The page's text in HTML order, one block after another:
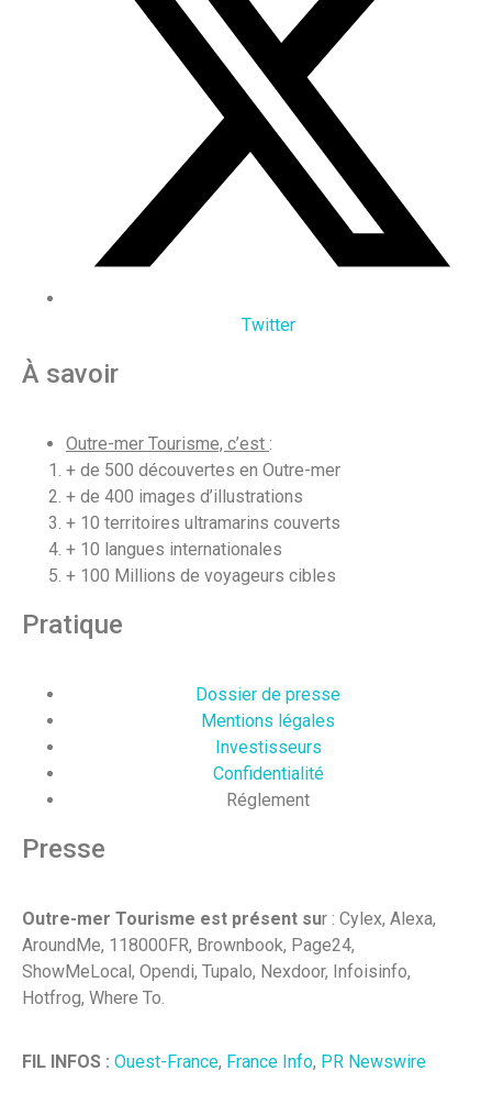
Twitter
À savoir
Outre-mer Tourisme, c’est :
+ de 500 découvertes en Outre-mer
+ de 400 images d’illustrations
+ 10 territoires ultramarins couverts
+ 10 langues internationales
+ 100 Millions de voyageurs cibles
Pratique
Dossier de presse
Mentions légales
Investisseurs
Confidentialité
Réglement
Presse
Outre-mer Tourisme est présent sur : Cylex, Alexa,
AroundMe, 118000FR, Brownbook, Page24,
ShowMeLocal, Opendi, Tupalo, Nexdoor, Infoisinfo,
Hotfrog, Where To.
FIL INFOS : Ouest-France, France Info, PR Newswire